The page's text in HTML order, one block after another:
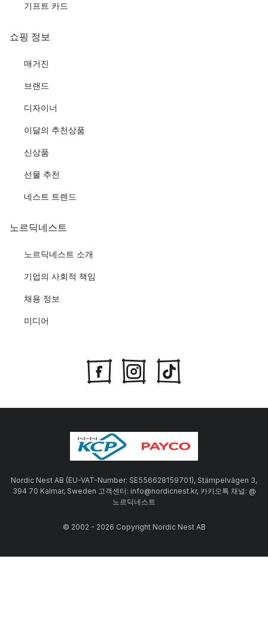
기프트 카드
쇼핑 정보
매거진
브랜드
디자이너
이달의 추천상품
신상품
선물 추천
네스트 트렌드
노르딕네스트
노르딕네스트 소개
기업의 사회적 책임
채용 정보
미디어
Nordic Nest AB (EU-VAT-Number: SE556628159701), Stämpelvägen 3,
394 70 Kalmar, Sweden 고객센터: info@nordicnest.kr, 카카오톡 채널: @
노르딕네스트
© 2002 - 2026 Copyright Nordic Nest AB